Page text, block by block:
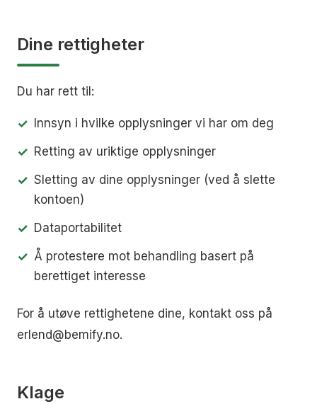
Dine rettigheter
Du har rett til:
Innsyn i hvilke opplysninger vi har om deg
Retting av uriktige opplysninger
Sletting av dine opplysninger (ved å slette
kontoen)
Dataportabilitet
Å protestere mot behandling basert på
berettiget interesse
For å utøve rettighetene dine, kontakt oss på
erlend@bemify.no.
Klage